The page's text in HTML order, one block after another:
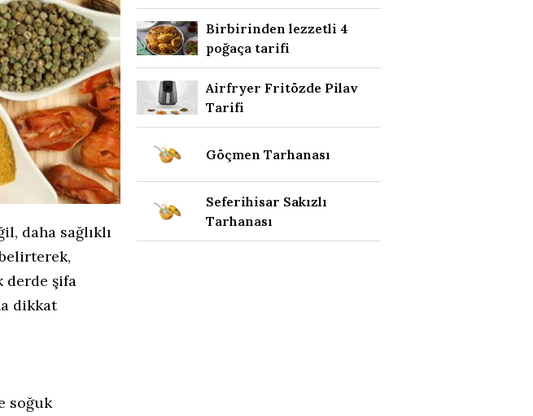
daha sağlıklı
derde şifa
dikkat
soğuk
Birbirinden lezzetli 4
poğaça tarifi
Airfryer Fritözde Pilav
Tarifi
Göçmen Tarhanası
Seferihisar Sakızlı
Tarhanası